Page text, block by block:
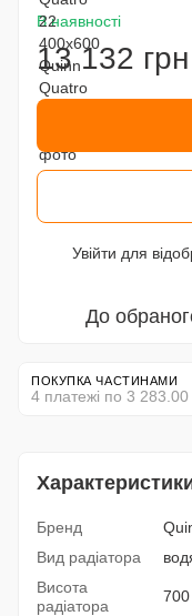
В наявності
13 132 грн
Увійти для
До
ПОКУПКА ЧАСТИНАМИ
4 платежі по 3 283.00
Бренд
Вид радіатора
Висота
радіатора
700